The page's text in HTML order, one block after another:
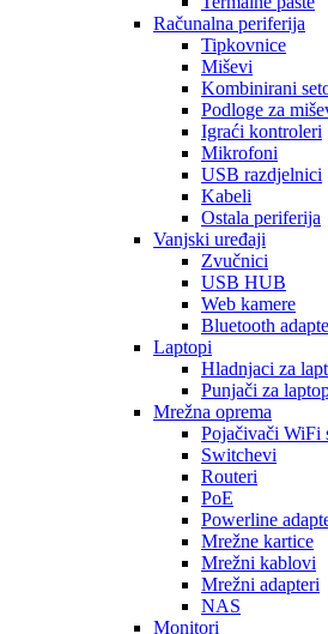
Računalna periferija
Tipkovnice
Miševi
Kombinirani
Podloge za
Igraći kontroleri
Mikrofoni
USB razdjelnici
Kabeli
Ostala periferija
Vanjski uređaji
Zvučnici
USB HUB
Web kamere
Bluetooth
Laptopi
Hladnjaci za
Punjači za
Mrežna oprema
Pojačivači WiFi
Switchevi
Routeri
PoE
Powerline
Mrežne kartice
Mrežni kablovi
Mrežni adapteri
NAS
Monitori